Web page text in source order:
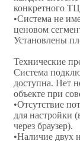
конкретного
•Система не
ценовом
Установлены
Технические
Система
доступна. Нет
объекте при
•Отсутствие
для настройки
через браузер).
•Наличие двух